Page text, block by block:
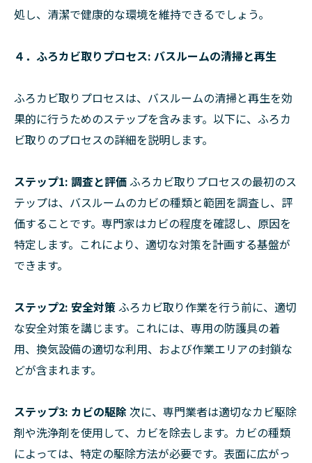
処し、清潔で健康的な環境を維持できるでしょう。
４．ふろカビ取りプロセス: バスルームの清掃と再生
ふろカビ取りプロセスは、バスルームの清掃と再生を効
果的に行うためのステップを含みます。以下に、ふろカ
ビ取りのプロセスの詳細を説明します。
ステップ1: 調査と評価ふろカビ取りプロセスの最初のス
テップは、バスルームのカビの種類と範囲を調査し、評
価することです。専門家はカビの程度を確認し、原因を
特定します。これにより、適切な対策を計画する基盤が
できます。
ステップ2: 安全対策ふろカビ取り作業を行う前に、適切
な安全対策を講じます。これには、専用の防護具の着
用、換気設備の適切な利用、および作業エリアの封鎖な
どが含まれます。
ステップ3: カビの駆除次に、専門業者は適切なカビ駆除
剤や洗浄剤を使用して、カビを除去します。カビの種類
によっては、特定の駆除方法が必要です。表面に広がっ